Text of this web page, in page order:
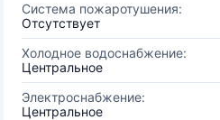
Система пожаротушения:
Отсутствует
Холодное водоснабжение:
Центральное
Электроснабжение:
Центральное